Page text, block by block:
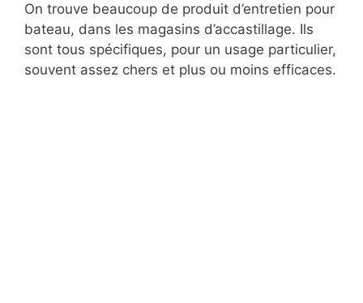
On trouve beaucoup de produit d’entretien pour
bateau, dans les magasins d’accastillage. Ils
sont tous spécifiques, pour un usage particulier,
souvent assez chers et plus ou moins efficaces.